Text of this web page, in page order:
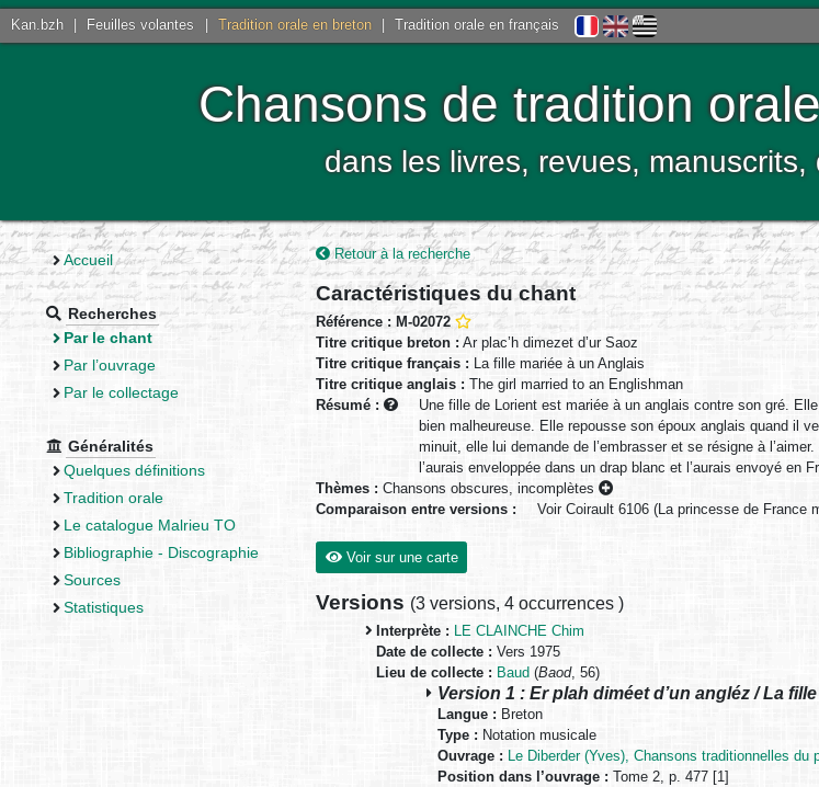
Kan.bzh Feuilles volantes Tradition orale en breton Tradition orale en français
Chansons de tradition
dans les livres, revues,
Accueil
Recherches
Par le chant
Par l’ouvrage
Par le collectage
Généralités
Quelques définitions
Tradition orale
Le catalogue Malrieu TO
Bibliographie - Discographie
Sources
Statistiques
Retour à la recherche
Caractéristiques du chant
Référence : M-02072
Titre critique breton : Ar plac’h dimezet d’ur Saoz
Titre critique français : La fille mariée à un Anglais
Titre critique anglais : The girl married to an Englishman
Résumé :
Une fille de Lorient est mariée à un anglais contre son gré.
bien malheureuse. Elle repousse son époux anglais quand il
minuit, elle lui demande de l’embrasser et se résigne à
l’aurais enveloppée dans un drap blanc et l’aurais envoyé en
Thèmes : Chansons obscures, incomplètes
Comparaison entre versions :
Voir Coirault 6106 (La princesse de France
Voir sur une carte
Versions (3 versions, 4 occurrences )
Interprète : LE CLAINCHE Chim
Date de collecte : Vers 1975
Lieu de collecte : Baud (Baod, 56)
Version 1 : Er plah diméet d’un angléz / La
Langue : Breton
Type : Notation musicale
Ouvrage : Le Diberder (Yves), Chansons traditionnelles du
Position dans l’ouvrage : Tome 2, p. 477 [1]